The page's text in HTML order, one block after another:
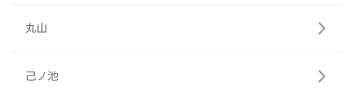
丸山
己ノ池